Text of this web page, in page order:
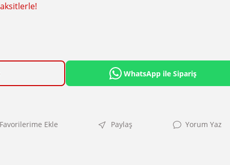
WhatsApp ile Sipariş
Paylaş Yorum Yaz